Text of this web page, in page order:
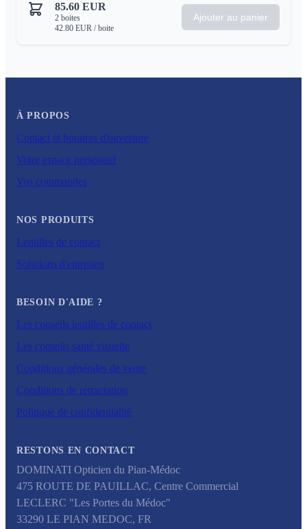
85.60 EUR
2 boites
42.80 EUR / boite
Ajouter au panier
À PROPOS
Contact et horaires d'ouverture
Votre espace personnel
Vos commandes
NOS PRODUITS
Lentilles de contact
Solutions d'entretien
BESOIN D'AIDE ?
Les conseils lentilles de contact
Les conseils santé visuelle
Conditions générales de vente
Conditions de rétractation
Politique de confidentialité
RESTONS EN CONTACT
DOMINATI Opticien du Pian-Médoc
475 ROUTE DE PAUILLAC, Centre Commercial
LECLERC "Les Portes du Médoc"
33290 LE PIAN MEDOC, FR